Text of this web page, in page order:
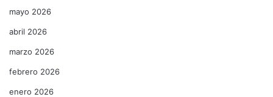
mayo 2026
abril 2026
marzo 2026
febrero 2026
enero 2026